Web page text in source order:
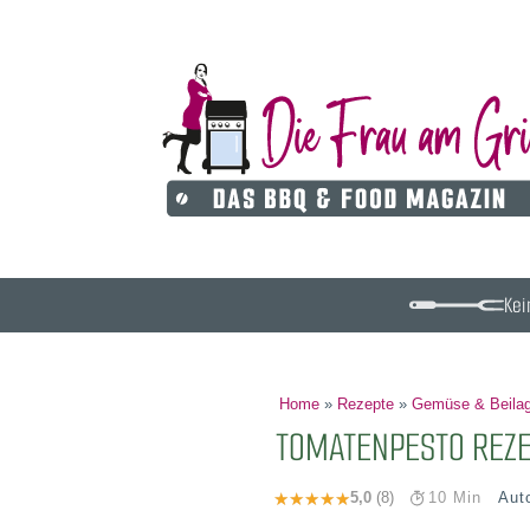
Home» Rezepte» Gemüse &
TOMATENPESTO
5,0 (8) 10 Min